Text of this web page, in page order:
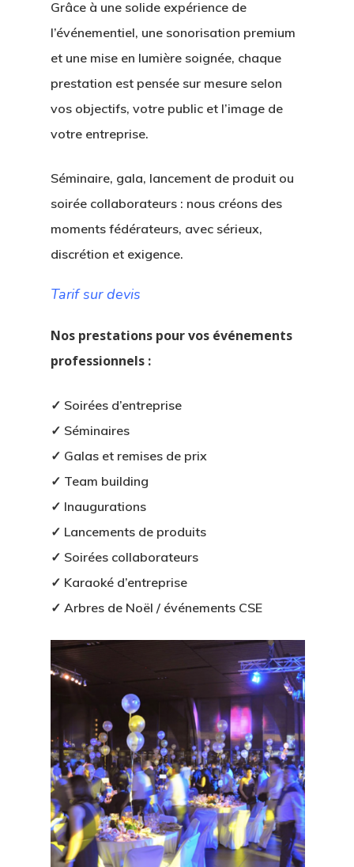
Grâce à une solide expérience de
l’événementiel, une sonorisation premium
et une mise en lumière soignée, chaque
prestation est pensée sur mesure selon
vos objectifs, votre public et l’image de
votre entreprise.
Séminaire, gala, lancement de produit ou
soirée collaborateurs : nous créons des
moments fédérateurs, avec sérieux,
discrétion et exigence.
Tarif sur devis
Nos prestations pour vos événements
professionnels :
✓ Soirées d’entreprise
✓ Séminaires
✓ Galas et remises de prix
✓ Team building
✓ Inaugurations
✓ Lancements de produits
✓ Soirées collaborateurs
✓ Karaoké d’entreprise
✓ Arbres de Noël / événements CSE